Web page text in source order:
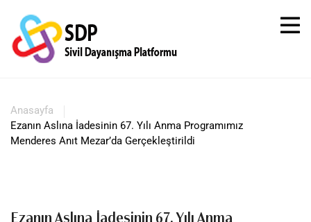
Anasayfa
Ezanın Aslına İadesinin 67. Yılı Anma Programımız
Menderes Anıt Mezar’da Gerçekleştirildi
Ezanın Aslına İadesinin 67. Yılı Anma